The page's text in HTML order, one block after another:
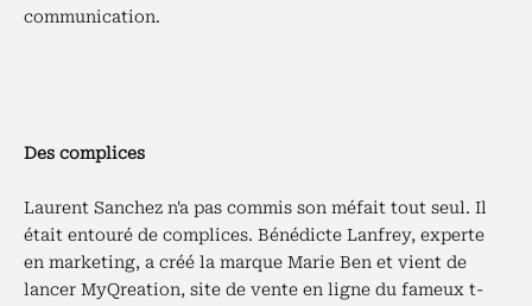
communication.
Des complices
Laurent Sanchez n'a pas commis son méfait tout seul. Il
était entouré de complices. Bénédicte Lanfrey, experte
en marketing, a créé la marque Marie Ben et vient de
lancer MyQreation, site de vente en ligne du fameux t-